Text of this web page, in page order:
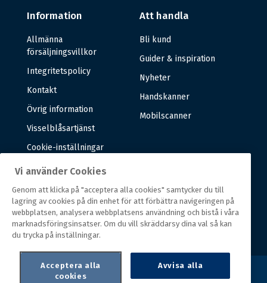
Information
Allmänna
försäljningsvillkor
Integritetspolicy
Kontakt
Övrig information
Visselblåsartjänst
Cookie-inställningar
Att handla
Bli kund
Guider & inspiration
Nyheter
Handskanner
Mobilscanner
Om oss
Vår historia
Vi använder Cookies
Genom att klicka på "acceptera alla cookies" samtycker du till
lagring av cookies på din enhet för att förbättra navigeringen på
webbplatsen, analysera webbplatsens användning och bistå i våra
marknadsföringsinsatser. Om du vill skräddarsy dina val så kan
du trycka på inställningar.
Acceptera alla
cookies
Avvisa alla